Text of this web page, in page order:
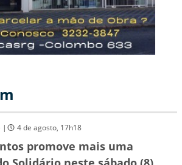
| 4 de agosto, 17h18
promove mais uma